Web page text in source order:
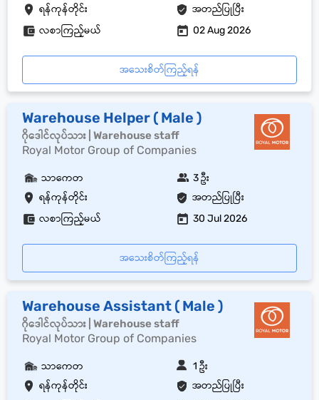
ရန်ကုန်တိုင်း အတည်ပြုပြီး
လစာကြည့်မယ် 02 Aug 2026
အသေးစိတ်ကြည့်ရန်
Warehouse Helper ( Male )
ဂိုဒေါင်လုပ်သား | Warehouse staff
Royal Motor Group of Companies
ရန်ကုန်တိုင်း အတည်ပြုပြီး
သာကေတ 3 ဦး
လစာကြည့်မယ် 30 Jul 2026
အသေးစိတ်ကြည့်ရန်
Warehouse Assistant ( Male )
ဂိုဒေါင်လုပ်သား | Warehouse staff
Royal Motor Group of Companies
ရန်ကုန်တိုင်း အတည်ပြုပြီး
သာကေတ 1 ဦး